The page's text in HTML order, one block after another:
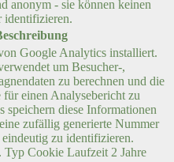
anonym - sie können keinen
identifizieren.
Google Analytics installiert.
um Besucher-,
zu berechnen und die
einen Analysebericht zu
speichern diese Informationen
zufällig generierte Nummer
zu identifizieren.
Typ Cookie Laufzeit 2 Jahre